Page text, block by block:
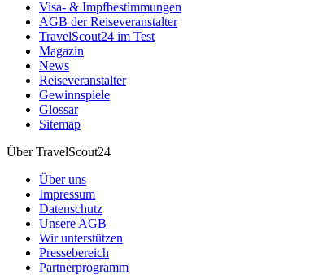
Visa- & Impfbestimmungen
AGB der Reiseveranstalter
TravelScout24 im Test
Magazin
News
Reiseveranstalter
Gewinnspiele
Glossar
Sitemap
Über TravelScout24
Über uns
Impressum
Datenschutz
Unsere AGB
Wir unterstützen
Pressebereich
Partnerprogramm